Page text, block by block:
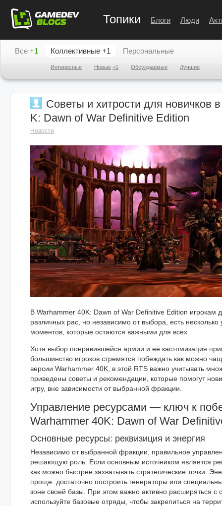
Топики Блоги Люди
Все +1 Коллективные +1
Интересные Новые +1 Обсуждаемые Лучшие
Персональные
Советы и хитрости для новичков
K: Dawn of War Definitive Edition
Новости
В Warhammer 40K: Dawn of War Definitive Edition игрокам
различных рас, но независимо от выбора, есть несколько
моментов, которые остаются важными для всех.
Хотя выбор понравившейся армии и её кастомизация
большинство игроков стремятся побеждать как можно
версии Warhammer 40K, в этой RTS важно учитывать
приведены советы и рекомендации, которые помогут
игру, вне зависимости от выбранной фракции.
Управление ресурсами — ключ к
Warhammer 40K: Dawn of War
Основные ресурсы: реквизиция и энергия
Независимо от выбранной фракции, правильное
решающую роль. Если основным источником является
как можно быстрее захватывать стратегические точки.
проще: достаточно построить генераторы или
зоне своей базы. При этом важно активно расширяться с
используйте базовые отряды, чтобы закрепиться на